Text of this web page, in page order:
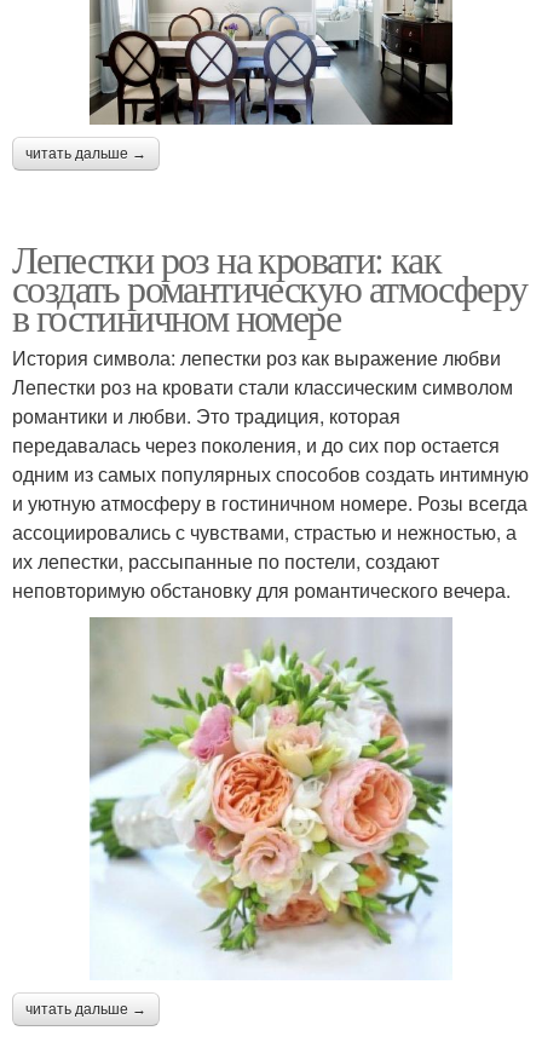
читать дальше →
Лепестки роз на кровати: как
создать романтическую атмосферу
в гостиничном номере
История символа: лепестки роз как выражение любви
Лепестки роз на кровати стали классическим символом
романтики и любви. Это традиция, которая
передавалась через поколения, и до сих пор остается
одним из самых популярных способов создать интимную
и уютную атмосферу в гостиничном номере. Розы всегда
ассоциировались с чувствами, страстью и нежностью, а
их лепестки, рассыпанные по постели, создают
неповторимую обстановку для романтического вечера.
читать дальше →